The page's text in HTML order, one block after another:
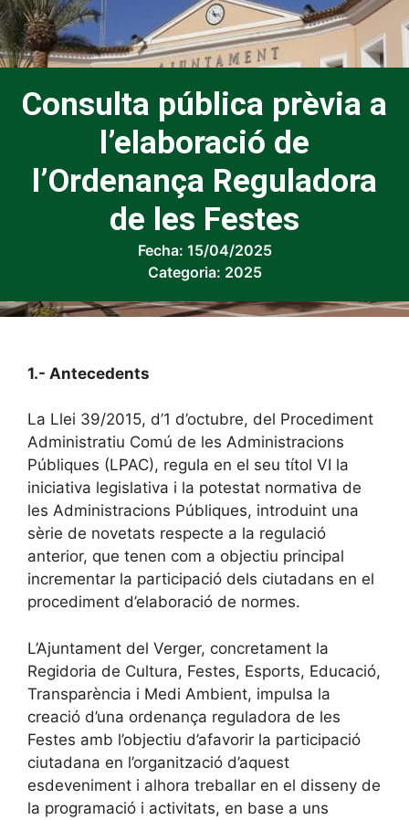
Consulta pública prèvia a
l’elaboració de
l’Ordenança Reguladora
de les Festes
Fecha: 15/04/2025
Categoria: 2025
1.- Antecedents
La Llei 39/2015, d’1 d’octubre, del Procediment
Administratiu Comú de les Administracions
Públiques (LPAC), regula en el seu títol VI la
iniciativa legislativa i la potestat normativa de
les Administracions Públiques, introduint una
sèrie de novetats respecte a la regulació
anterior, que tenen com a objectiu principal
incrementar la participació dels ciutadans en el
procediment d’elaboració de normes.
L’Ajuntament del Verger, concretament la
Regidoria de Cultura, Festes, Esports, Educació,
Transparència i Medi Ambient, impulsa la
creació d’una ordenança reguladora de les
Festes amb l’objectiu d’afavorir la participació
ciutadana en l’organització d’aquest
esdeveniment i alhora treballar en el disseny de
la programació i activitats, en base a uns